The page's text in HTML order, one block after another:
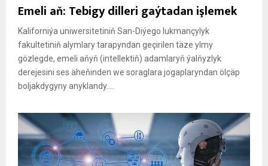
Emeli aň: Tebigy dilleri gaýtadan işlemek
Kaliforniýa uniwersitetiniň San-Diýego lukmançylyk
fakultetiniň alymlary tarapyndan geçirilen täze ylmy
gözlegde, emeli aňyň (intellektiň) adamlaryň ýalňyzlyk
derejesini ses äheňinden we soraglara jogaplaryndan ölçäp
boljakdygyny anyklandy....